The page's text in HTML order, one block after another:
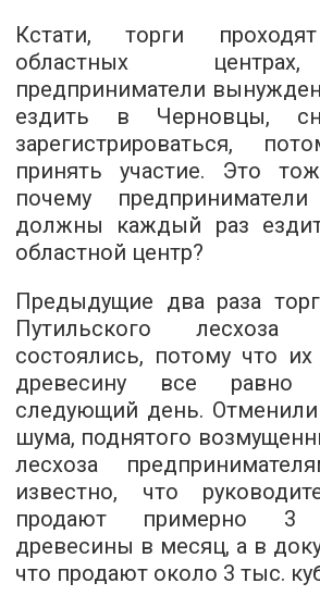
Кстати, торги
областных
предприниматели
ездить в Черновцы,
зарегистрироваться,
принять участие. Это
почему
должны каждый раз
областной центр?
Предыдущие два раза
Путильского
состоялись, потому что
древесину все равно
следующий день. Отменили
шума, поднятого
лесхоза
известно, что
продают примерно 3
древесины в месяц, а в
что продают около 3 тыс.